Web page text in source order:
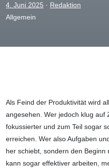
4. Juni 2025 · Redaktion
Allgemein
Als Feind der Produktivität wird
angesehen. Wer jedoch klug auf
fokussierter und zum Teil sogar
erreichen. Wer also Aufgaben
her schiebt, sondern den
kann sogar effektiver arbeiten,